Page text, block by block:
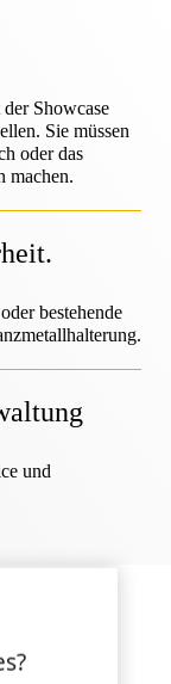
Showcase
Sie müssen
oder das
machen.
bestehende
und
den